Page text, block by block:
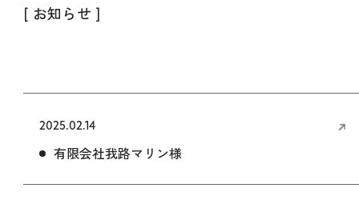
[ お知らせ ]
2025.02.14
有限会社我路マリン様